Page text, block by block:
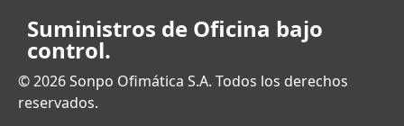
Suministros de Oficina bajo
control.
© 2026 Sonpo Ofimática S.A. Todos los derechos
reservados.